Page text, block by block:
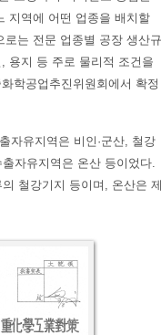
지역에 어떤 업종을 배치할
는 전문 업종별 공장 생산규
용지 등 주로 물리적 조건을
학공업추진위원회에서 확정
자유지역은 비인·군산, 철강
자유지역은 온산 등이었다.
철강기지 등이며, 온산은 제